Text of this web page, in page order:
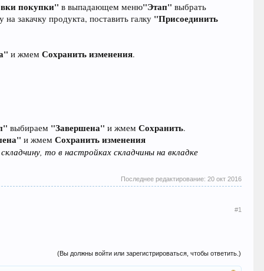
покупки" в выпадающем меню"Этап" выбрать
на закачку продукта, поставить галку "Присоединить
и жмемСохранить изменения.
выбираем "Завершена" и жмемСохранить.
и жмемСохранить изменения
то в настройках складчины на вкладке
Последнее редактирование: 20 окт 2016
#1
(Вы должны войти или зарегистрироваться, чтобы ответить.)